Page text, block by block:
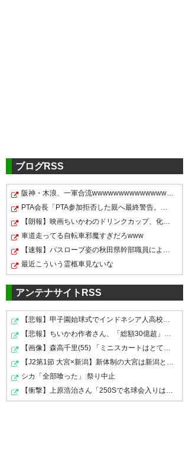
うええあええまじかよ小塚
— ひらのゆかし (mamiya_R)
2021, 1月 4
ホントだったんか！！！！！塚
川頑張れ！！！！！
— ゆうな (ymg_fro_4116__)
2021, 1月 4
下田と小塚のトレードはお互い
にとって良さそう。
— ９６ (urawareds96)2021, 1
月 4
フロサポさんへ 塚川くんは、積
極的な前パス、謎の得点力が魅
力です。守備はオラオラ前に潰
しに行くので、4-3-3のままなら
IHが良いのかと思います(アンカ
川崎良い補強やなー、、、、 小
塚和季はパスセンスもあるし、
ちゃんと1枚剥がせるし、、、
好きな選手や 2年で大分出るな
らガンバも狙わんかったんかな
ー、、、
— まー@HELLNEAR
(T_M_HELLnia_481) 2021, 1月 4
いやー小塚楽しみ過ぎてニヤニ
ブログRSS
阪神・木浪、一軍合流wwwwwwwwwwwwwwwwww
PTA会長「PTA参加拒否した親へ最終警告。こうなってもい…
【朗報】映画ちいかわのドリンクカップ、化けるｗｗｗｗ…
車道走ってる自転車邪魔すぎだろwww
【速報】バスローブ姿の秋田県幹部職員による記者会見問…
最近こういう霊柩車見ないな
アンテナサイトRSS
【悲報】甲子園始球式でインドネシア人高校生が投げたこ…
【悲報】ちいかわ作者さん、「総額30億超」の大豪邸を建…
【画像】森高千里(55) 「ミニスカートはとてもムリよ若い…
【J2第1節 大宮×新潟】新体制の大宮は新潟との接戦を制し…
シカ「全部喰った」 祭り中止
【衝撃】上原浩治さん「250Sで名球会入りは甘い。300か35…